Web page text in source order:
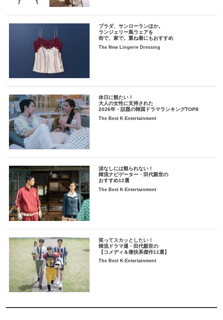
プラダ、サンローランほか。
ランジェリー風ウェアを
街で、家で。重ね着にもおすすめ
The New Lingerie Dressing
休日に観たい！
大人の女性に支持された
2026年・話題の韓国ドラマランキングTOP8
The Best K-Entertainment
涙なしには観られない！
韓流ナビゲーター・田代親世の
おすすめ12選
The Best K-Entertainment
笑ってスカッとしたい！
韓流ドラマ通・田代親世の
【コメディ＆痛快系傑作11選】
The Best K-Entertainment